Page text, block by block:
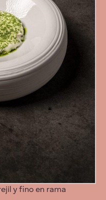
y fino en rama